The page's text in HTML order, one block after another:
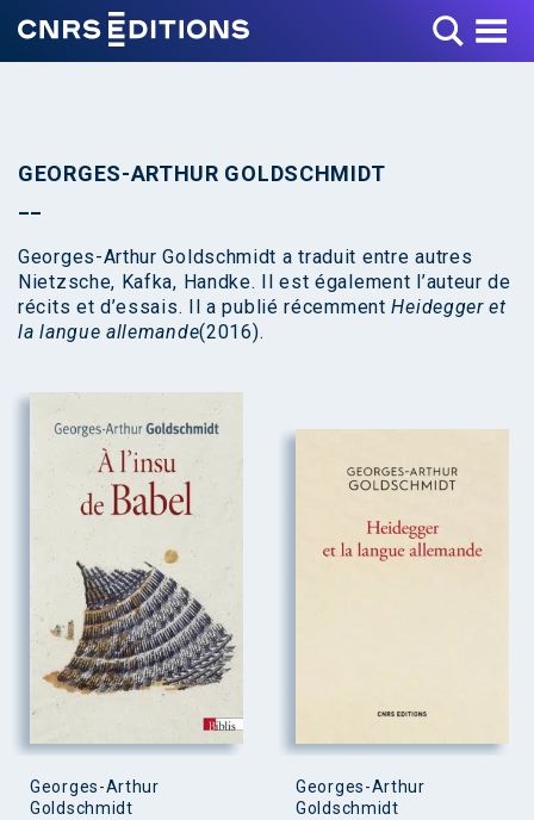
Toggle Menu
GEORGES-ARTHUR GOLDSCHMIDT
Georges-Arthur Goldschmidt a traduit entre autres
Nietzsche, Kafka, Handke. Il est également l’auteur de
récits et d’essais. Il a publié récemmentHeidegger et
la langue allemande(2016).
Georges-Arthur
Goldschmidt
Georges-Arthur
Goldschmidt